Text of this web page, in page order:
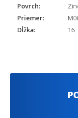
Povrch:
Priemer:
Dĺžka:
16